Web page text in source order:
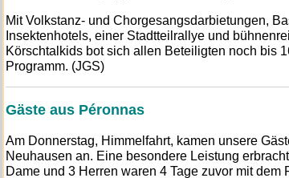
Mit Volkstanz- und Chorgesangsdarbietungen,
Insektenhotels, einer Stadtteilrallye und
Körschtalkids bot sich allen Beteiligten noch bis
Programm. (JGS)
Gäste aus Péronnas
Am Donnerstag, Himmelfahrt, kamen unsere
Neuhausen an. Eine besondere Leistung
Dame und 3 Herren waren 4 Tage zuvor mit dem